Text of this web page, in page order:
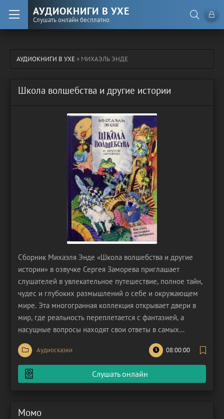
АУДИОКНИГИ В УХЕ
Слушать онлайн бесплатно
АУДИОКНИГИ В УХЕ» МИХАЭЛЬ ЭНДЕ
Школа волшебства и другие истории
Сборник Михаэля Энде «Школа волшебства и другие
истории» в озвучке Сергея Заморева приглашает
слушателей в увлекательное путешествие, полное тайн,
чудес и глубоких размышлений о себе и окружающем
мире. Эта многогранная коллекция открывает двери в
мир, где реальность переплетается с фантазией, а
насущные вопросы находят свои ответы в самых
неожиданных формах. Центральное место в этом
сборнике занимает произведение, которое дарит ключ к
постижению двух фундаментальных аспектов
человеческого
Аудиосказки 08:00:00
Слушать онлайн
Момо